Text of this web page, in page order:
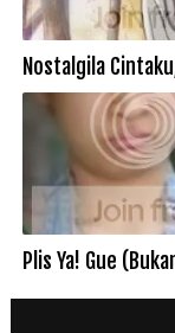
Nostalgila
Plis Ya! Gue